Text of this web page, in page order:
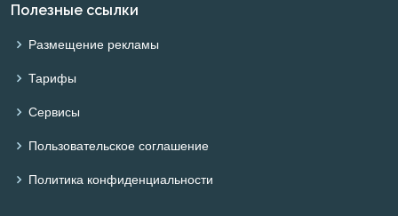
Полезные ссылки
Размещение рекламы
Тарифы
Сервисы
Пользовательское соглашение
Политика конфиденциальности